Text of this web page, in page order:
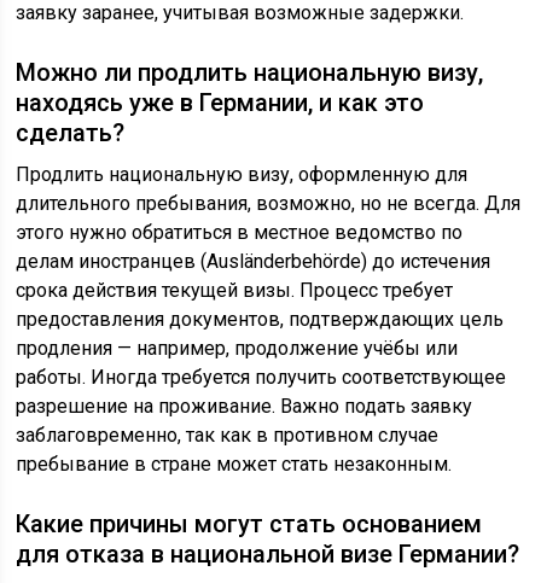
заявку заранее, учитывая возможные задержки.
Можно ли продлить национальную визу,
находясь уже в Германии, и как это
сделать?
Продлить национальную визу, оформленную для
длительного пребывания, возможно, но не всегда. Для
этого нужно обратиться в местное ведомство по
делам иностранцев (Ausländerbehörde) до истечения
срока действия текущей визы. Процесс требует
предоставления документов, подтверждающих цель
продления — например, продолжение учёбы или
работы. Иногда требуется получить соответствующее
разрешение на проживание. Важно подать заявку
заблаговременно, так как в противном случае
пребывание в стране может стать незаконным.
Какие причины могут стать основанием
для отказа в национальной визе Германии?